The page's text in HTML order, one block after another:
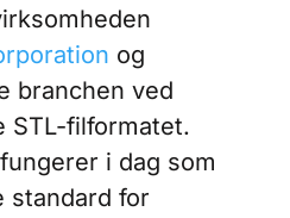
og
branchen ved
STL-filformatet.
i dag som
standard for